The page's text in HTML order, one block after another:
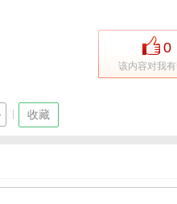
0
该内容对我
收藏